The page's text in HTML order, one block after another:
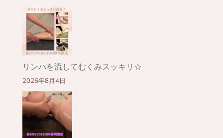
リンパを流してむくみスッキリ☆
2026年8月4日